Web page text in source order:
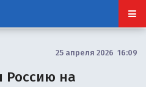
25 апреля 2026 16:09
Россию на